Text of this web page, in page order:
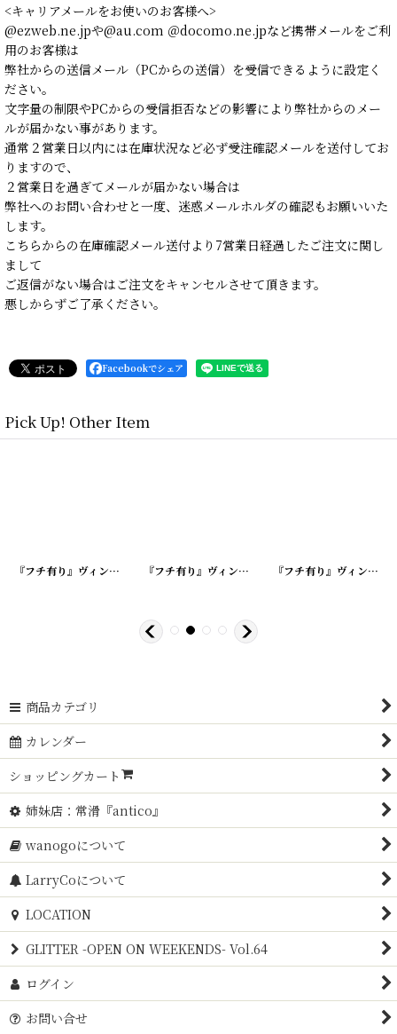
<キャリアメールをお使いのお客様へ>
@ezweb.ne.jpや@au.com ＠docomo.ne.jpなど携帯メールをご利
用のお客様は
弊社からの送信メール（PCからの送信）を受信できるように設定く
ださい。
文字量の制限やPCからの受信拒否などの影響により弊社からのメー
ルが届かない事があります。
通常２営業日以内には在庫状況など必ず受注確認メールを送付してお
りますので、
２営業日を過ぎてメールが届かない場合は
弊社へのお問い合わせと一度、迷惑メールホルダの確認もお願いいた
します。
こちらからの在庫確認メール送付より7営業日経過したご注文に関し
まして
ご返信がない場合はご注文をキャンセルさせて頂きます。
悪しからずご了承ください。
Facebookでシェア
Pick Up! Other Item
1] [20220628-8]
『フチ有り』ヴィンテージミルクキャップ [20220628-7]
『フチ有り』ヴィンテージミルクキャップ [ 『フチ有り』ヴィンテージミルクキャップ
商品カテゴリ
カレンダー
ショッピングカート
姉妹店：常滑『antico』
wanogoについて
LarryCoについて
LOCATION
GLITTER -OPEN ON WEEKENDS- Vol.64
ログイン
お問い合せ